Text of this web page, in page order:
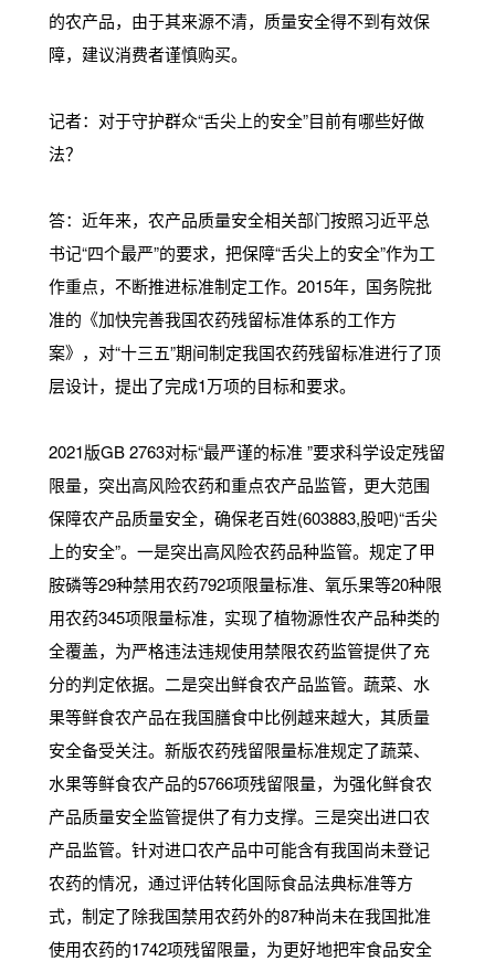
的农产品，由于其来源不清，质量安全得不到有效保
障，建议消费者谨慎购买。
记者：对于守护群众“舌尖上的安全”目前有哪些好做
法？
答：近年来，农产品质量安全相关部门按照习近平总
书记“四个最严”的要求，把保障“舌尖上的安全”作为工
作重点，不断推进标准制定工作。2015年，国务院批
准的《加快完善我国农药残留标准体系的工作方
案》，对“十三五”期间制定我国农药残留标准进行了顶
层设计，提出了完成1万项的目标和要求。
2021版GB 2763对标“最严谨的标准 ”要求科学设定残留
限量，突出高风险农药和重点农产品监管，更大范围
保障农产品质量安全，确保老百姓(603883,股吧)“舌尖
上的安全”。一是突出高风险农药品种监管。规定了甲
胺磷等29种禁用农药792项限量标准、氧乐果等20种限
用农药345项限量标准，实现了植物源性农产品种类的
全覆盖，为严格违法违规使用禁限农药监管提供了充
分的判定依据。二是突出鲜食农产品监管。蔬菜、水
果等鲜食农产品在我国膳食中比例越来越大，其质量
安全备受关注。新版农药残留限量标准规定了蔬菜、
水果等鲜食农产品的5766项残留限量，为强化鲜食农
产品质量安全监管提供了有力支撑。三是突出进口农
产品监管。针对进口农产品中可能含有我国尚未登记
农药的情况，通过评估转化国际食品法典标准等方
式，制定了除我国禁用农药外的87种尚未在我国批准
使用农药的1742项残留限量，为更好地把牢食品安全